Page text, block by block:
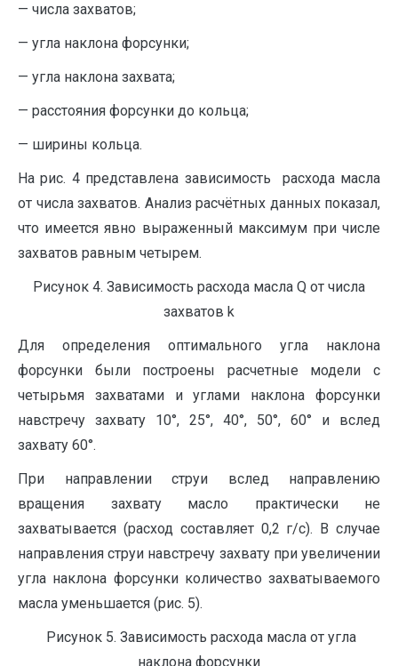
— числа захватов;
— угла наклона форсунки;
— угла наклона захвата;
— расстояния форсунки до кольца;
— ширины кольца.
На рис. 4 представлена зависимость расхода масла
от числа захватов. Анализ расчётных данных показал,
что имеется явно выраженный максимум при числе
захватов равным четырем.
Рисунок 4. Зависимость расхода масла Q от числа
захватов k
Для определения оптимального угла наклона
форсунки были построены расчетные модели с
четырьмя захватами и углами наклона форсунки
навстречу захвату 10°, 25°, 40°, 50°, 60° и вслед
захвату 60°.
При направлении струи вслед направлению
вращения захвату масло практически не
захватывается (расход составляет 0,2 г/с). В случае
направления струи навстречу захвату при увеличении
угла наклона форсунки количество захватываемого
масла уменьшается (рис. 5).
Рисунок 5. Зависимость расхода масла от угла
наклона форсунки